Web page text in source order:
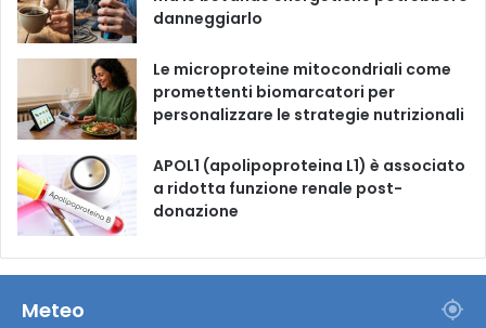
danneggiarlo
Le microproteine ​​mitocondriali come
promettenti biomarcatori per
personalizzare le strategie nutrizionali
APOL1 (apolipoproteina L1) è associato
a ridotta funzione renale post-
donazione
Meteo